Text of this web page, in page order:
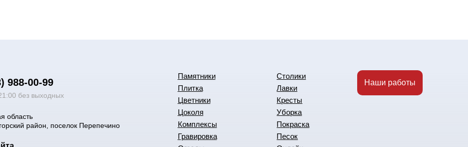
988-00-99
без выходных
область
район, поселок Перепечино
Памятники
Плитка
Цветники
Цоколя
Комплексы
Гравировка
Столики
Лавки
Кресты
Уборка
Покраска
Песок
Наши работы